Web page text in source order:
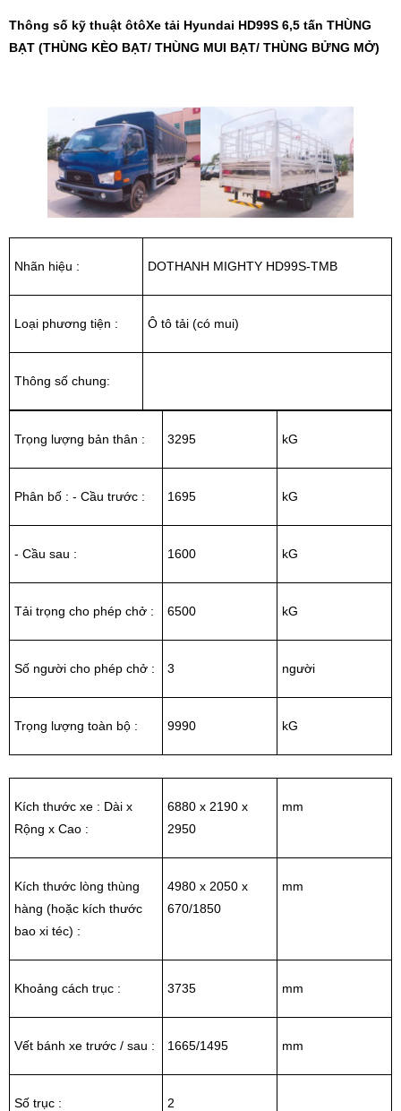
Thông số kỹ thuật ôtôXe tải Hyundai HD99S 6,5 tấn THÙNG
BẠT (THÙNG KÈO BẠT/ THÙNG MUI BẠT/ THÙNG BỬNG MỞ)
Nhãn hiệu : DOTHANH MIGHTY HD99S-TMB
Loại phương tiện : Ô tô tải (có mui)
Thông số chung:
Trọng lượng bản thân : 3295 kG
Phân bố : - Cầu trước : 1695 kG
- Cầu sau : 1600 kG
Tải trọng cho phép chở : 6500 kG
Số người cho phép chở : 3 người
Trọng lượng toàn bộ : 9990 kG
Kích thước xe : Dài x
Rộng x Cao :
6880 x 2190 x
2950
mm
Kích thước lòng thùng
hàng (hoặc kích thước
bao xi téc) :
4980 x 2050 x
670/1850
mm
Khoảng cách trục : 3735 mm
Vết bánh xe trước / sau : 1665/1495 mm
Số trục : 2